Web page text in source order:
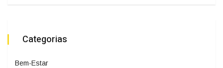
Categorias
Bem-Estar